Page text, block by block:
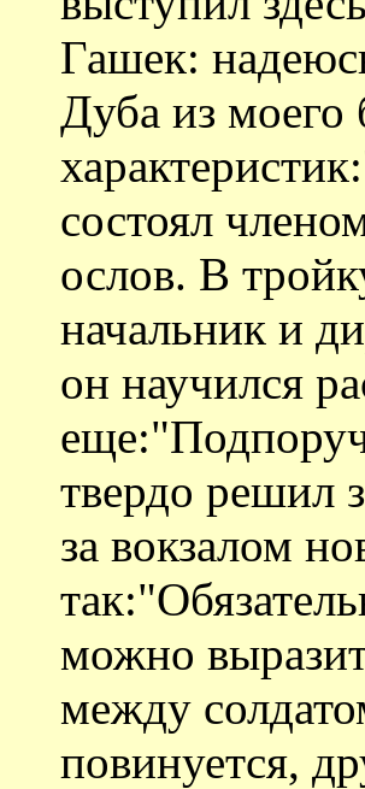
Гашек:
Дуба из моего
состоял
ослов. В
начальник и
он научился
твердо решил
за вокзалом
можно
между
повинуется,